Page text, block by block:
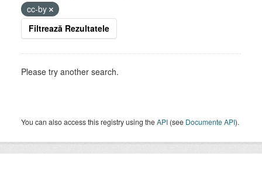
cc-by
Filtrează Rezultatele
Please try another search.
You can also access this registry using theAPI (see Documente API).